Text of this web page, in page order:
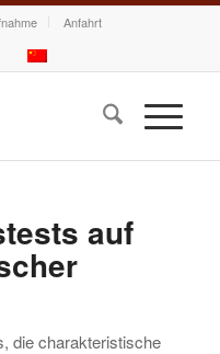
Anfahrt
auf
die charakteristische